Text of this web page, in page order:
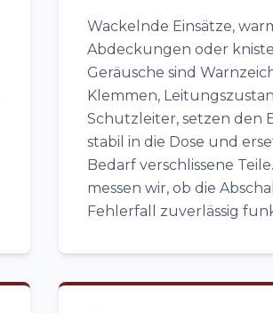
Wackelnde Einsätze,
Abdeckungen oder
Geräusche sind
Klemmen,
Schutzleiter, setzen den
stabil in die Dose und
Bedarf verschlissene
messen wir, ob die
Fehlerfall zuverlässig